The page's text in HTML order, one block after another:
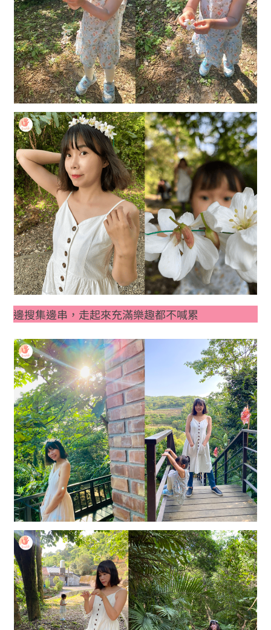
邊搜集邊串，走起來充滿樂趣都不喊累